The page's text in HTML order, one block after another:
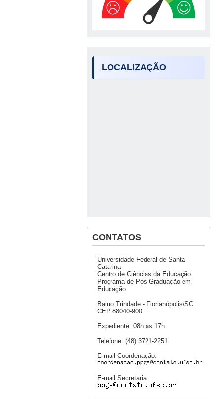
LOCALIZAÇÃO
CONTATOS
Universidade Federal de Santa
Catarina
Centro de Ciências da Educação
Programa de Pós-Graduação em
Educação
Bairro Trindade - Florianópolis/SC
CEP 88040-900
Expediente: 08h às 17h
Telefone: (48) 3721-2251
E-mail Coordenação:
E-mail Secretaria: